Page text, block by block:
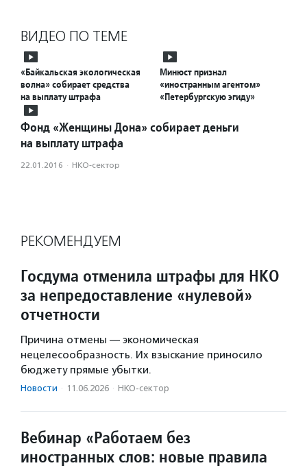
ВИДЕО ПО ТЕМЕ
«Байкальская экологическая
волна» собирает средства
на выплату штрафа
Минюст признал
«иностранным агентом»
«Петербургскую эгиду»
Фонд «Женщины Дона» собирает деньги
на выплату штрафа
22.01.2016 · НКО-сектор
РЕКОМЕНДУЕМ
Госдума отменила штрафы для НКО
за непредоставление «нулевой»
отчетности
Причина отмены — экономическая
нецелесообразность. Их взыскание приносило
бюджету прямые убытки.
Новости · 11.06.2026 · НКО-сектор
Вебинар «Работаем без
иностранных слов: новые правила